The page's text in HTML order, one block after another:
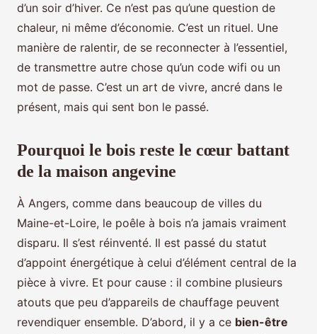
d’un soir d’hiver. Ce n’est pas qu’une question de
chaleur, ni même d’économie. C’est un rituel. Une
manière de ralentir, de se reconnecter à l’essentiel,
de transmettre autre chose qu’un code wifi ou un
mot de passe. C’est un art de vivre, ancré dans le
présent, mais qui sent bon le passé.
Pourquoi le bois reste le cœur battant
de la maison angevine
À Angers, comme dans beaucoup de villes du
Maine-et-Loire, le poêle à bois n’a jamais vraiment
disparu. Il s’est réinventé. Il est passé du statut
d’appoint énergétique à celui d’élément central de la
pièce à vivre. Et pour cause : il combine plusieurs
atouts que peu d’appareils de chauffage peuvent
revendiquer ensemble. D’abord, il y a ce bien-être